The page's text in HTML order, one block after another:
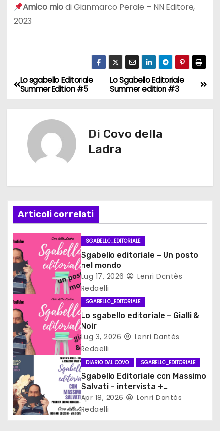
Amico miodi Gianmarco Perale – NN Editore,
2023
N
a
a
z
i
o
n
e
a
r
t
i
c
o
Lo Sgabello Editoriale
Summer edition #3
Lo sgabello Editoriale
Summer Edition #5
Di Covo della
Ladra
Articoli correlati
SGABELLO_EDITORIALE
Sgabello editoriale – Un posto
nel mondo
Lug 17, 2026
Lenri Dantès
Redaelli
SGABELLO_EDITORIALE
Lo sgabello editoriale – Gialli &
Noir
Lug 3, 2026
Lenri Dantès
Redaelli
DIARIO DAL COVO SGABELLO_EDITORIALE
Sgabello Editoriale con Massimo
Salvati – intervista +
recensione
Apr 18, 2026
Lenri Dantès
Redaelli